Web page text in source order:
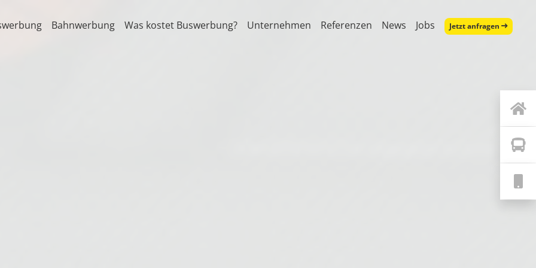
Bahnwerbung Was kostet Buswerbung? Unternehmen Referenzen News Jobs Jetzt anfragen